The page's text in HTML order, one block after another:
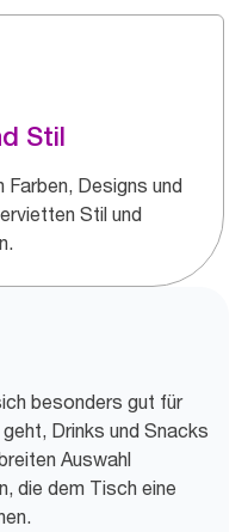
Stil
Farben, Designs und
Stil und
besonders gut für
Drinks und Snacks
Auswahl
die dem Tisch eine